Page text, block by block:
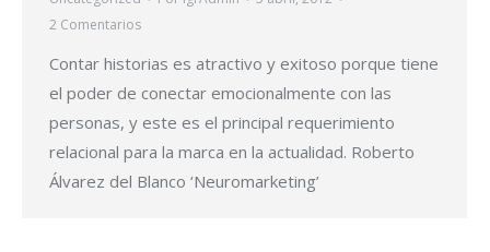
2 Comentarios
Contar historias es atractivo y exitoso porque tiene
el poder de conectar emocionalmente con las
personas, y este es el principal requerimiento
relacional para la marca en la actualidad. Roberto
Álvarez del Blanco ‘Neuromarketing’